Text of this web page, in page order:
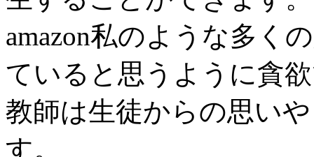
amazon私のような多く
ていると思うように貪
教師は生徒からの思い
す。